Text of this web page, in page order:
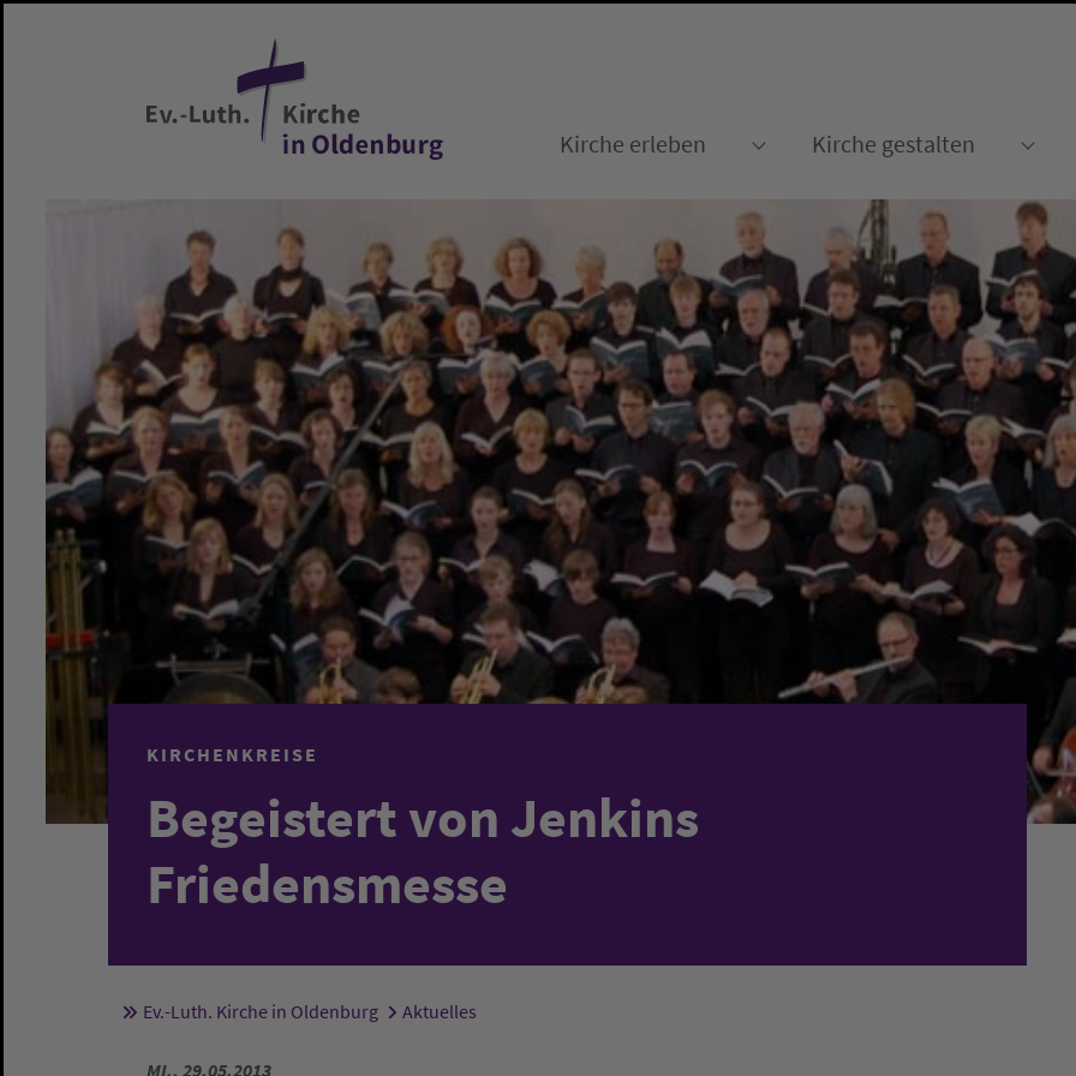
Kirche erleben
Kirche gestalten
KIRCHENKREISE
Begeistert von Jenkins
Friedensmesse
Sie sind hier:
Ev.-Luth. Kirche in Oldenburg Aktuelles
MI., 29.05.2013